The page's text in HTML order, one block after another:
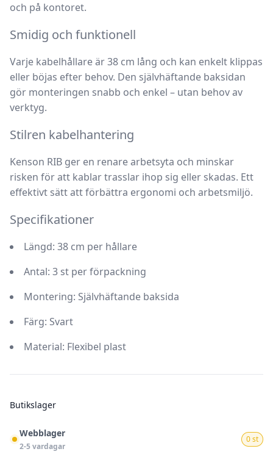
och på kontoret.
Smidig och funktionell
Varje kabelhållare är 38 cm lång och kan enkelt klippas
eller böjas efter behov. Den självhäftande baksidan
gör monteringen snabb och enkel – utan behov av
verktyg.
Stilren kabelhantering
Kenson RIB ger en renare arbetsyta och minskar
risken för att kablar trasslar ihop sig eller skadas. Ett
effektivt sätt att förbättra ergonomi och arbetsmiljö.
Specifikationer
Längd: 38 cm per hållare
Antal: 3 st per förpackning
Montering: Självhäftande baksida
Färg: Svart
Material: Flexibel plast
Butikslager
Webblager
2-5 vardagar
0 st